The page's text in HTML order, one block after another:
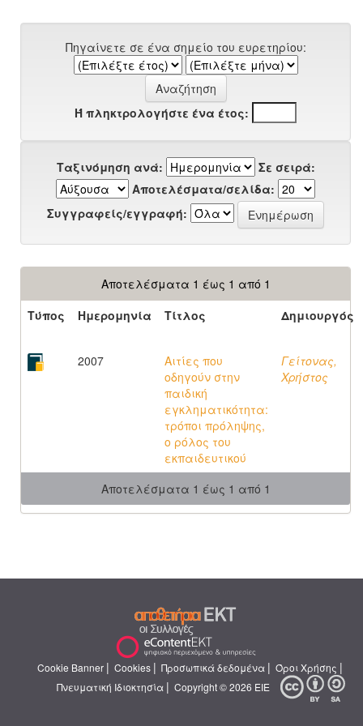
Πηγαίνετε σε ένα σημείο του ευρετηρίου:
Ή πληκτρολογήστε ένα έτος:
Ταξινόμηση ανά:
Σε σειρά:
Αποτελέσματα/σελίδα:
Συγγραφείς/εγγραφή:
Αποτελέσματα 1 έως 1 από 1
Τύπος
Ημερομηνία Τίτλος Δημιουργός
2007
Αιτίες που
οδηγούν στην
παιδική
εγκληματικότητα:
τρόποι πρόληψης,
ο ρόλος του
εκπαιδευτικού
Γείτονας,
Χρήστος
Αποτελέσματα 1 έως 1 από 1
Cookie Banner | Cookies | Προσωπικά δεδομένα | Όροι Χρήσης |
Πνευματική Ιδιοκτησία | Copyright © 2026 ΕΙΕ